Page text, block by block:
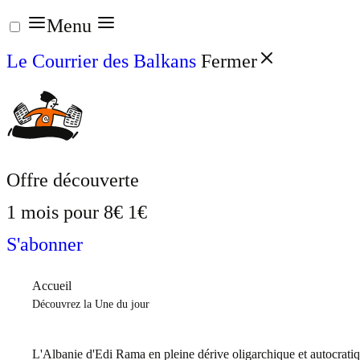
Aller
au
contenu
Menu
Le Courrier des Balkans Fermer
Offre découverte
1 mois pour 8€ 1€
S'abonner
Accueil
Découvrez la Une du jour
L'Albanie d'Edi Rama en pleine dérive oligarchique et